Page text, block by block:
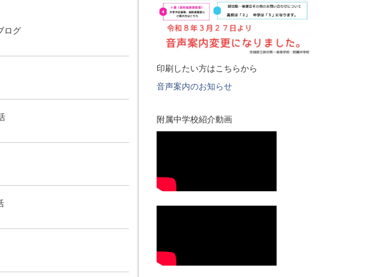
ログ
印刷したい方はこちらから
音声案内のお知らせ
附属中学校紹介動画